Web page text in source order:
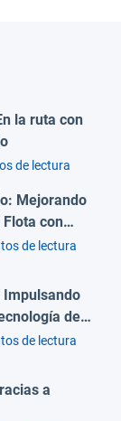
la ruta con
de lectura
Mejorando
con
de lectura
Impulsando
de
de lectura
a